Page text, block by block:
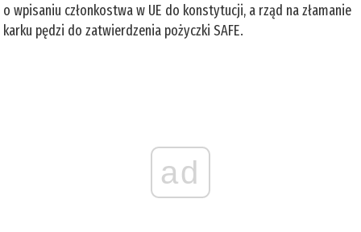
o wpisaniu członkostwa w UE do konstytucji, a rząd na złamanie
karku pędzi do zatwierdzenia pożyczki SAFE.
ad